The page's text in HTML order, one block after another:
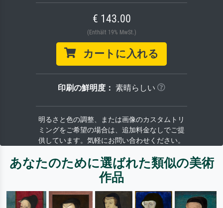
€ 143.00
(Enthält 19% MwSt.)
カートに入れる
印刷の鮮明度： 素晴らしい
明るさと色の調整、または画像のカスタムトリ
ミングをご希望の場合は、追加料金なしでご提
供しています。気軽にお問い合わせください。
あなたのために選ばれた類似の美術
作品